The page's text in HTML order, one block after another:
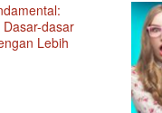
dasar
Lebih